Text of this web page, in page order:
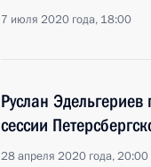
7 июля 2020 года, 18:00
Руслан
сессии
28 апреля 2020 года, 20:00